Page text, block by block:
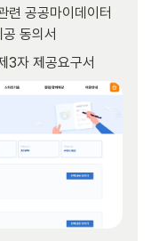
련 공공마이데이터
동의서
3자 제공요구서